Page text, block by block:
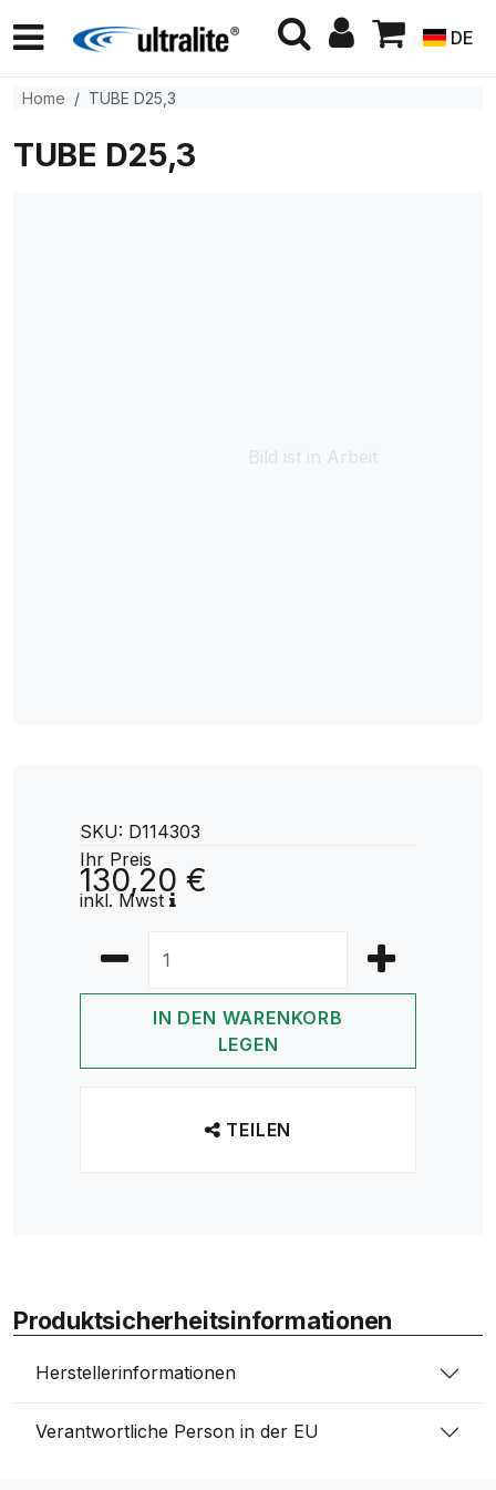
DE
Home TUBE D25,3
TUBE D25,3
Bild ist in Arbeit
SKU: D114303
Ihr Preis
130,20 €
inkl. Mwst
IN DEN WARENKORB
LEGEN
TEILEN
Produktsicherheitsinformationen
Herstellerinformationen
Verantwortliche Person in der EU